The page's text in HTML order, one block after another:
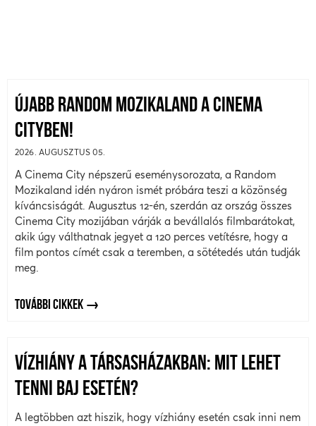
ÚJABB RANDOM MOZIKALAND A CINEMA
CITYBEN!
2026. AUGUSZTUS 05.
A Cinema City népszerű eseménysorozata, a Random
Mozikaland idén nyáron ismét próbára teszi a közönség
kíváncsiságát. Augusztus 12-én, szerdán az ország összes
Cinema City mozijában várják a bevállalós filmbarátokat,
akik úgy válthatnak jegyet a 120 perces vetítésre, hogy a
film pontos címét csak a teremben, a sötétedés után tudják
meg.
TOVÁBBI CIKKEK
VÍZHIÁNY A TÁRSASHÁZAKBAN: MIT LEHET
TENNI BAJ ESETÉN?
A legtöbben azt hiszik, hogy vízhiány esetén csak inni nem